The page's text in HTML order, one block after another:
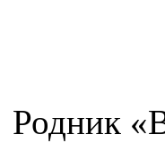
Родник